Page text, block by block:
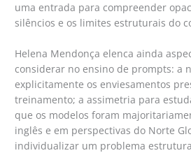
uma entrada para compreender
silêncios e os limites estruturais do
Helena Mendonça elenca ainda
considerar no ensino de prompts: a
explicitamente os enviesamentos
treinamento; a assimetria para
que os modelos foram
inglês e em perspectivas do Norte
individualizar um problema